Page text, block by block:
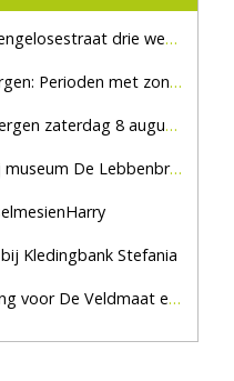
weken dicht voor doorgaand verkeer
met zon en droog
augustus, marktplein Haaksbergen
De Lebbenbrugge
Kledingbank Stefania
De Veldmaat en De Pas